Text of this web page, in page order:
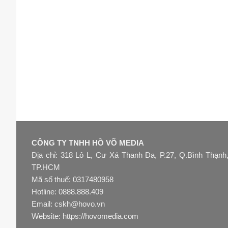
CÔNG TY TNHH HỒ VÕ MEDIA
Địa chỉ: 318 Lô L, Cư Xá Thanh Đa, P.27, Q.Bình Thạnh,
TP.HCM
Mã số thuế: 0317480958
Hotline: 0888.888.409
Email: cskh@hovo.vn
Website: https://hovomedia.com